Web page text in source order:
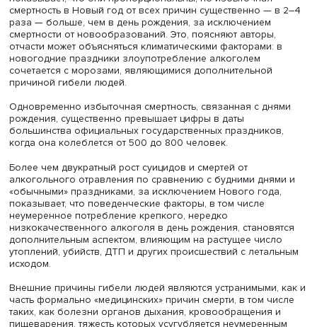
Кроме того, на день рождения приходится максимум
самоубийств, которые являются ключевыми среди
причин смерти (1310 за исследованный период против
алкогольных отравлений). Они же доминируют и по
продолжительности (25 дней). Рост их числа
два месяца до дня рождения, снижается за 20 дней до
резко увеличивается в этот день. Сложная динамика
самоубийств накануне дня рождения характерна не
для России, она отмечается, например, в Японии.
Среди причин роста числа суицидов авторы
рефлексирующих людей перед днем рождения.
усиливается и перерастает в депрессию, последняя
к срывам и самоубийствам чаще, чем первая. Это,
авторы, требует разработки врачебной тактики
предупреждения тоскливого настроения и особого
родственников к близким, склонным к негативным
Сравнение данных избыточной смертности в день
аналогичными цифрами в период новогодних
показывает, что они пропорциональны, но избыточная
смертность в Новый год от всех причин существенно —